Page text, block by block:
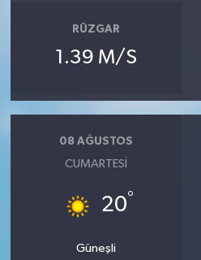
RÜZGAR
1.39 M/S
08 AĞUSTOS
CUMARTESI
20°
Güneşli